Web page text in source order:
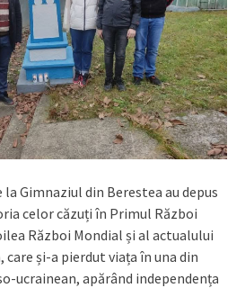
Gimnaziul din Berestea au depus
celor căzuți în Primul Război
Război Mondial și al actualului
care și-a pierdut viața în una din
ucrainean, apărând independența